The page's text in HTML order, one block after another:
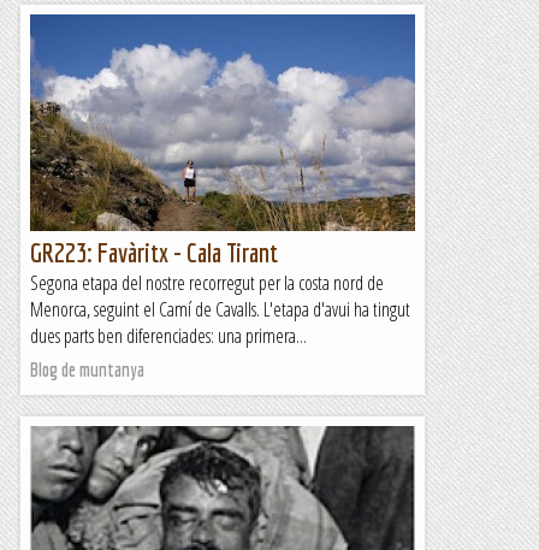
GR223: Favàritx - Cala Tirant
Segona etapa del nostre recorregut per la costa nord de
Menorca, seguint el Camí de Cavalls. L'etapa d'avui ha tingut
dues parts ben diferenciades: una primera...
Blog de muntanya